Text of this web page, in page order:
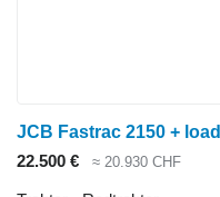
JCB Fastrac 2150 +
22.500 €
≈ 20.930 CHF